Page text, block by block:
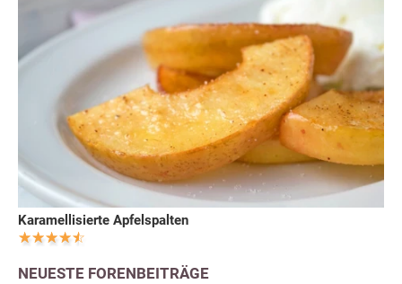
Karamellisierte Apfelspalten
NEUESTE FORENBEITRÄGE